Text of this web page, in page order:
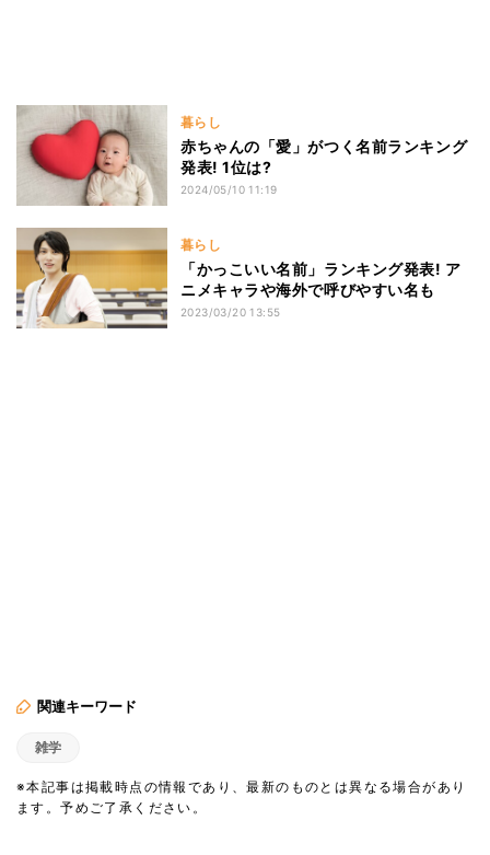
暮らし
赤ちゃんの「愛」がつく名前ランキング
発表! 1位は?
2024/05/10 11:19
暮らし
「かっこいい名前」ランキング発表! ア
ニメキャラや海外で呼びやすい名も
2023/03/20 13:55
関連キーワード
雑学
※本記事は掲載時点の情報であり、最新のものとは異なる場合があり
ます。予めご了承ください。